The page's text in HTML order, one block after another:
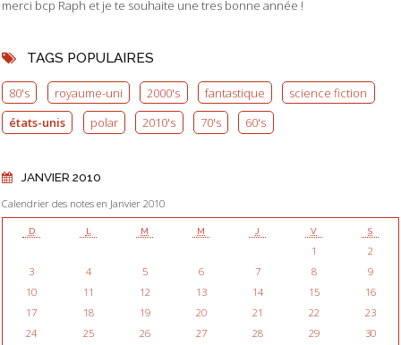
merci bcp Raph et je te souhaite une tres bonne année !
TAGS POPULAIRES
80's royaume-uni 2000's fantastique
science fiction
états-unis
polar 2010's 70's 60's
JANVIER 2010
Calendrier des notes en Janvier 2010
D L M M J V S
1
2
3
4 5 6 7 8
9
10
11 12 13 14 15
16
17
18 19 20 21 22
23
24
25 26 27 28 29
30